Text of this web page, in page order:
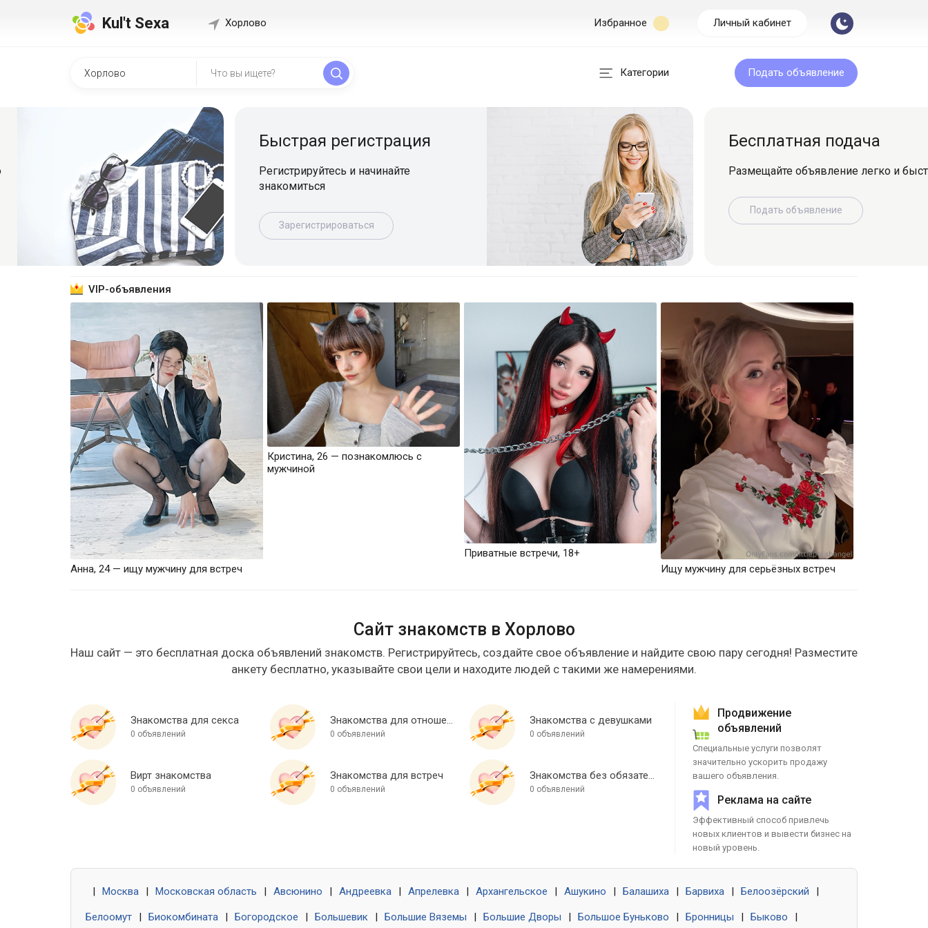
Kul't Sexa Хорлово Избранное Личный кабинет
Категории Подать объявление
Быстрая регистрация
Регистрируйтесь и начинайте
знакомиться
Зарегистрироваться
Бесплатная подача
Размещайте объявление легко и
Подать объявление
VIP-объявления
Анна, 24 — ищу мужчину для встреч
Кристина, 26 — познакомлюсь с
мужчиной
Приватные встречи, 18+
Ищу мужчину для серьёзных встреч
Сайт знакомств в Хорлово
Наш сайт — это бесплатная доска объявлений знакомств. Регистрируйтесь, создайте свое объявление и найдите свою пару сегодня! Разместите
анкету бесплатно, указывайте свои цели и находите людей с такими же намерениями.
Знакомства для секса
0 объявлений
Знакомства для отношений
0 объявлений
Знакомства с девушками
0 объявлений
Вирт знакомства
0 объявлений
Знакомства для встреч
0 объявлений
Знакомства без обязательств
0 объявлений
Продвижение
объявлений
Специальные услуги позволят
значительно ускорить продажу
вашего объявления.
Реклама на сайте
Эффективный способ привлечь
новых клиентов и вывести бизнес на
новый уровень.
Москва Московская область Авсюнино Андреевка Апрелевка Архангельское Ашукино Балашиха Барвиха Белоозёрский
Белоомут Биокомбината Богородское Большевик Большие Вяземы Большие Дворы Большое Буньково Бронницы Быково